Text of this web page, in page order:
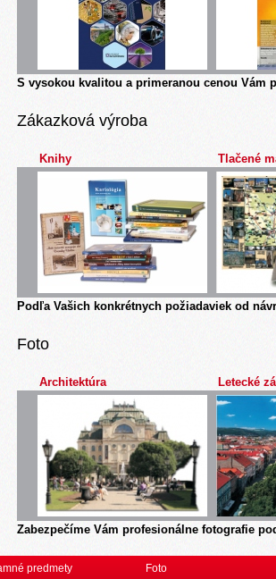
S vysokou kvalitou a primeranou cenou Vám
Zákazková výroba
Knihy Tlačené
Podľa Vašich konkrétnych požiadaviek od
Foto
Architektúra Letecké
Zabezpečíme Vám profesionálne fotografie
predmety
Foto